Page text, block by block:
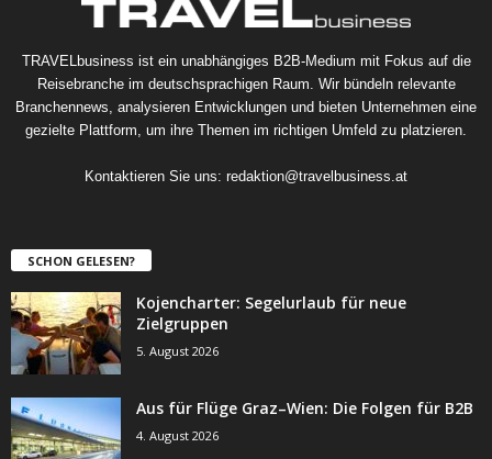
TRAVELbusiness ist ein unabhängiges B2B-Medium mit Fokus auf die
Reisebranche im deutschsprachigen Raum. Wir bündeln relevante
Branchennews, analysieren Entwicklungen und bieten Unternehmen eine
gezielte Plattform, um ihre Themen im richtigen Umfeld zu platzieren.
Kontaktieren Sie uns: redaktion@travelbusiness.at
SCHON GELESEN?
Kojencharter: Segelurlaub für neue
Zielgruppen
5. August 2026
Aus für Flüge Graz–Wien: Die Folgen für B2B
4. August 2026